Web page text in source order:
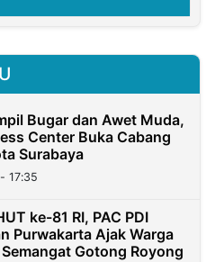
Bugar dan Awet Muda,
Center Buka Cabang
Surabaya
17:35
ke-81 RI, PAC PDI
Purwakarta Ajak Warga
Gotong Royong